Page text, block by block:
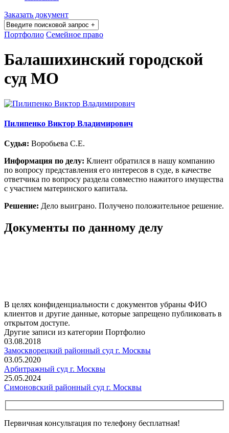
Заказать документ
Портфолио Семейное право
Балашихинский городской
суд МО
Пилипенко Виктор Владимирович
Судья: Воробьева С.Е.
Информация по делу: Клиент обратился в нашу компанию
по вопросу представления его интересов в суде, в качестве
ответчика по вопросу раздела совместно нажитого имущества
с участием материнского капитала.
Решение: Дело выиграно. Получено положительное решение.
Документы по данному делу
В целях конфиденциальности с документов убраны ФИО
клиентов и другие данные, которые запрещено публиковать в
открытом доступе.
Другие записи из категории Портфолио
03.08.2018
Замоскворецкий районный суд г. Москвы
03.05.2020
Арбитражный суд г. Москвы
25.05.2024
Симоновский районный суд г. Москвы
Первичная консультация по телефону бесплатная!